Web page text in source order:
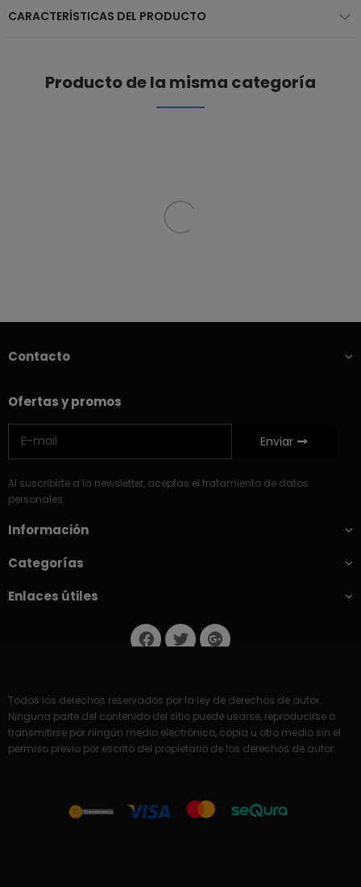
CARACTERÍSTICAS DEL PRODUCTO
Producto de la misma categoría
Contacto
Ofertas y promos
Enviar
Al suscribirte a la newsletter, aceptas el tratamiento de datos
personales
Información
Categorías
Enlaces útiles
Todos los derechos reservados por la ley de derechos de autor.
Ninguna parte del contenido del sitio puede usarse, reproducirse o
transmitirse por ningún medio electrónico, copia u otro medio sin el
permiso previo por escrito del propietario de los derechos de autor.